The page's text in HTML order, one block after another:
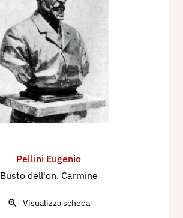
Pellini Eugenio
Busto dell'on. Carmine
Visualizza scheda